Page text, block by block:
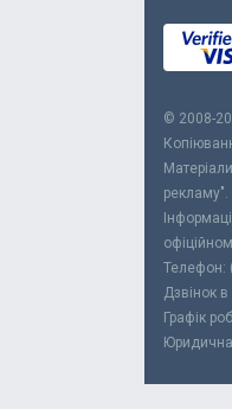
© 2008-
рекламу".
Телефон:
Дзвінок в
Графік